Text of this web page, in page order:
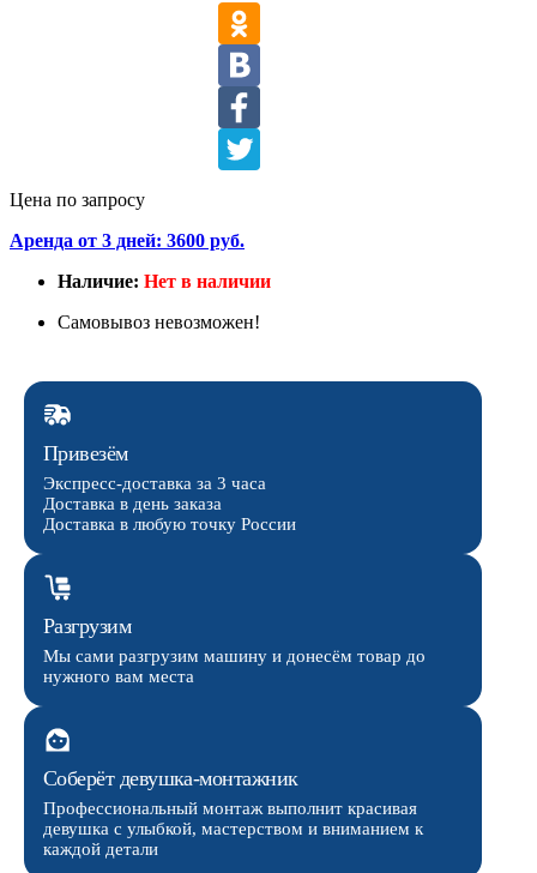
Цена по запросу
Аренда от 3 дней: 3600 руб.
Наличие: Нет в наличии
Самовывоз невозможен!
Привезём
Экспресс-доставка за 3 часа
Доставка в день заказа
Доставка в любую точку России
Разгрузим
Мы сами разгрузим машину и донесём товар до
нужного вам места
Соберёт девушка-монтажник
Профессиональный монтаж выполнит красивая
девушка с улыбкой, мастерством и вниманием к
каждой детали